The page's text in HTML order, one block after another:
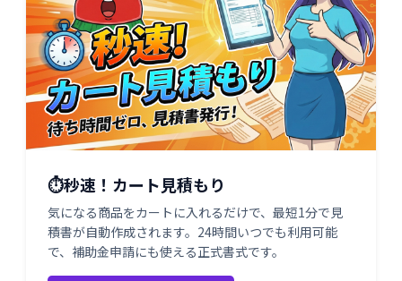
⏱️秒速！カート見積もり
気になる商品をカートに入れるだけで、最短1分で見
積書が自動作成されます。24時間いつでも利用可能
で、補助金申請にも使える正式書式です。